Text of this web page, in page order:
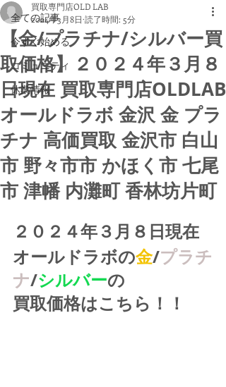
全ての記事
今すぐ始める
コミュニティ
休業情報
【金/プラチナ/シルバー買
取価格】２０２４年３月８
日現在 買取専門店OLDLAB
オールドラボ 金沢 金 プラ
チナ 高価買取 金沢市 白山
市 野々市市 かほく市 七尾
市 津幡 内灘町 香林坊片町
買取専門店OLD LAB
2024年3月8日 読了時間: 5分
２０２４年３月８日現在
オールドラボの金/プラチ
ナ/シルバーの
買取価格はこちら！！